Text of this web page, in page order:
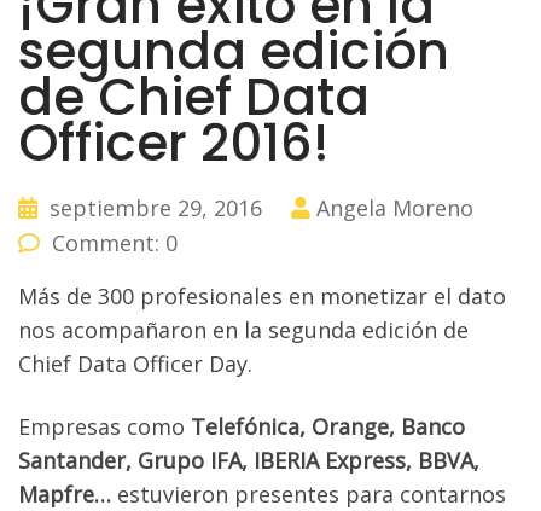
segunda edición
de Chief Data
Officer 2016!
septiembre 29, 2016
Angela Moreno
Comment: 0
Más de 300 profesionales en monetizar el dato
nos acompañaron en la segunda edición de
Chief Data Officer Day.
Empresas como Telefónica, Orange, Banco
Santander, Grupo IFA, IBERIA Express, BBVA,
Mapfre… estuvieron presentes para contarnos